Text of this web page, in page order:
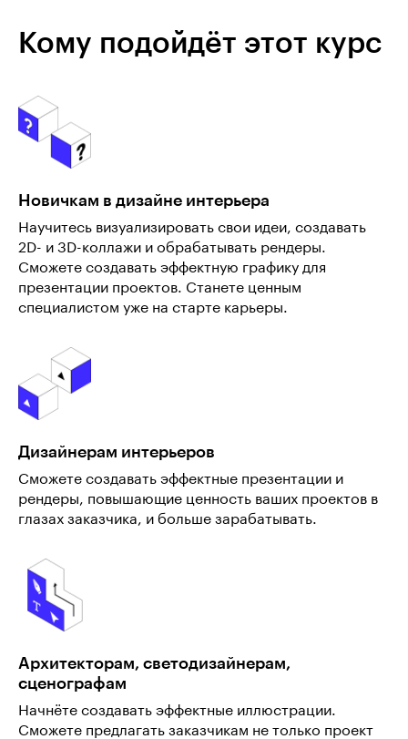
Кому подойдёт этот курс
Новичкам в дизайне интерьера
Научитесь визуализировать свои идеи, создавать
2D- и 3D-коллажи и обрабатывать рендеры.
Сможете создавать эффектную графику для
презентации проектов. Станете ценным
специалистом уже на старте карьеры.
Дизайнерам интерьеров
Сможете создавать эффектные презентации и
рендеры, повышающие ценность ваших проектов в
глазах заказчика, и больше зарабатывать.
Архитекторам, светодизайнерам,
сценографам
Начнёте создавать эффектные иллюстрации.
Сможете предлагать заказчикам не только проект